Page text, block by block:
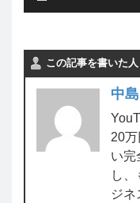
この記事を書いた人
中
20
い完
し
ジネ